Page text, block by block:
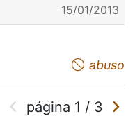
15/01/2013
abuso
página 1 / 3